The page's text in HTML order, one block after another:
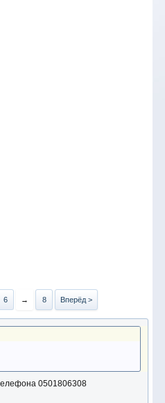
6 → 8 Вперёд >
0501806308